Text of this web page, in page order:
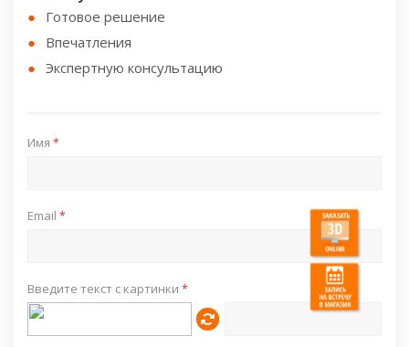
Готовое решение
Впечатления
Экспертную консультацию
Имя *
Email *
Введите текст с картинки *